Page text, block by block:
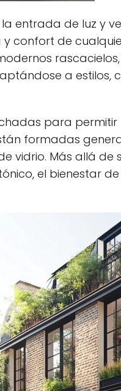
entrada de luz y
y confort de
a estilos,
para permitir
formadas
vidrio. Más allá de
el bienestar de